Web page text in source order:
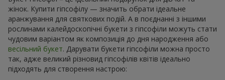
жінок. Купити гіпсофілу — значить обрати ідеальне
аранжування для святкових подій. А в поєднанні з іншими
рослинами калейдоскопічні букети з гіпсофіли можуть стати
чудовим варіантом як композиція до дня народження або
весільний букет. Дарувати букети гіпсофіли можна просто
так, адже великий різновид гіпсофілів квітів ідеально
підходять для створення настрою: